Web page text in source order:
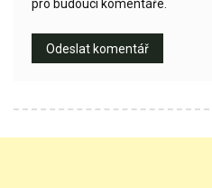
pro budoucí komentáře.